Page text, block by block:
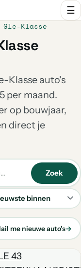
☰
Gle-Klasse
Klasse auto's
per maand.
op bouwjaar,
direct je
Zoek
me nieuwe auto's→